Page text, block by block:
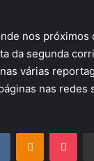
nos próximos
da segunda
várias
nas redes
VKontakte